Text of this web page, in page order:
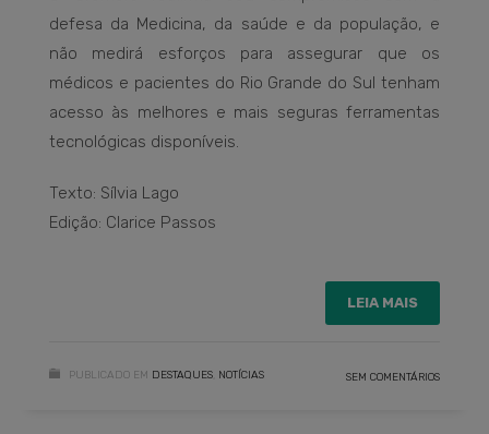
defesa da Medicina, da saúde e da população, e
não medirá esforços para assegurar que os
médicos e pacientes do Rio Grande do Sul tenham
acesso às melhores e mais seguras ferramentas
tecnológicas disponíveis.
Texto: Sílvia Lago
Edição: Clarice Passos
LEIA MAIS
PUBLICADO EM DESTAQUES NOTÍCIAS SEM COMENTÁRIOS